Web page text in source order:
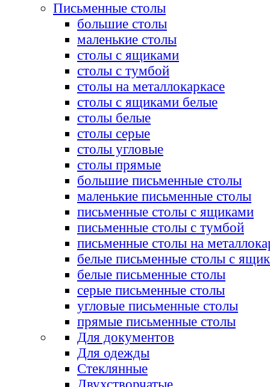
Письменные столы
большие столы
маленькие столы
столы с ящиками
столы с тумбой
столы на металлокаркасе
столы с ящиками белые
столы белые
столы серые
столы угловые
столы прямые
большие письменные столы
маленькие письменные столы
письменные столы с ящиками
письменные столы с тумбой
письменные столы на
белые письменные столы с
белые письменные столы
серые письменные столы
угловые письменные столы
прямые письменные столы
Для документов
Для одежды
Стеклянные